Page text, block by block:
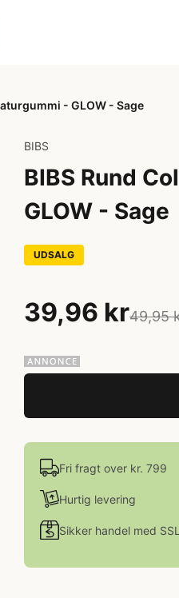
- GLOW - Sage
BIBS
BIBS Rund
GLOW - Sage
UDSALG
39,96 kr49,95
Fri fragt over kr. 799
Hurtig levering
Sikker handel med SSL